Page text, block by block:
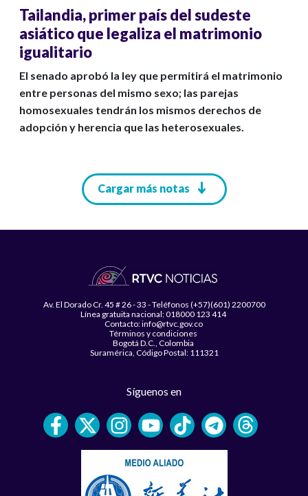
Tailandia, primer país del sudeste
asiático que legaliza el matrimonio
igualitario
El senado aprobó la ley que permitirá el matrimonio
entre personas del mismo sexo; las parejas
homosexuales tendrán los mismos derechos de
adopción y herencia que las heterosexuales.
Cargar más notas
Av. El Dorado Cr. 45 # 26 - 33 - Teléfonos (+57)(601) 2200700
Línea gratuita nacional: 018000 123 414
Contacto: info@rtvc.gov.co
Términos y condiciones
Bogotá D.C., Colombia
Suramérica, Código Postal: 111321
Síguenos en